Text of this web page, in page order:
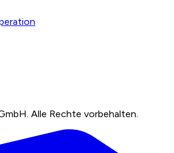
Alle Rechte vorbehalten.